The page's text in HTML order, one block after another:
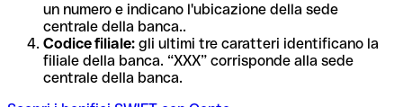
un numero e indicano l'ubicazione della sede
centrale della banca..
Codice filiale: gli ultimi tre caratteri identificano la
filiale della banca. “XXX” corrisponde alla sede
centrale della banca.